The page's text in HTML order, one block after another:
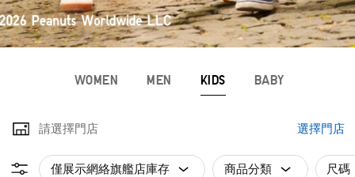
WOMEN MEN KIDS BABY
請選擇門店 選擇門店
僅展示網絡旗艦店庫存 商品分類 尺碼